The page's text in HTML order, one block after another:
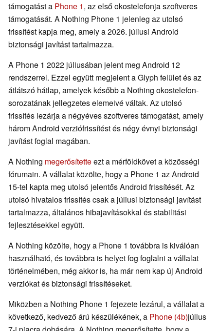
támogatást a Phone 1, az első okostelefonja szoftveres
támogatását. A Nothing Phone 1 jelenleg az utolsó
frissítést kapja meg, amely a 2026. júliusi Android
biztonsági javítást tartalmazza.
A Phone 1 2022 júliusában jelent meg Android 12
rendszerrel. Ezzel együtt megjelent a Glyph felület és az
átlátszó hátlap, amelyek később a Nothing okostelefon-
sorozatának jellegzetes elemeivé váltak. Az utolsó
frissítés lezárja a négyéves szoftveres támogatást, amely
három Android verziófrissítést és négy évnyi biztonsági
javítást foglal magában.
A Nothing megerősítetteezt a mérföldkövet a közösségi
fórumain. A vállalat közölte, hogy a Phone 1 az Android
15-tel kapta meg utolsó jelentős Android frissítését. Az
utolsó hivatalos frissítés csak a júliusi biztonsági javítást
tartalmazza, általános hibajavításokkal és stabilitási
fejlesztésekkel együtt.
A Nothing közölte, hogy a Phone 1 továbbra is kiválóan
használható, és továbbra is helyet fog foglalni a vállalat
történelmében, még akkor is, ha már nem kap új Android
verziókat és biztonsági frissítéseket.
Miközben a Nothing Phone 1 fejezete lezárul, a vállalat a
következő, kedvező árú készülékének, a Phone (4b)július